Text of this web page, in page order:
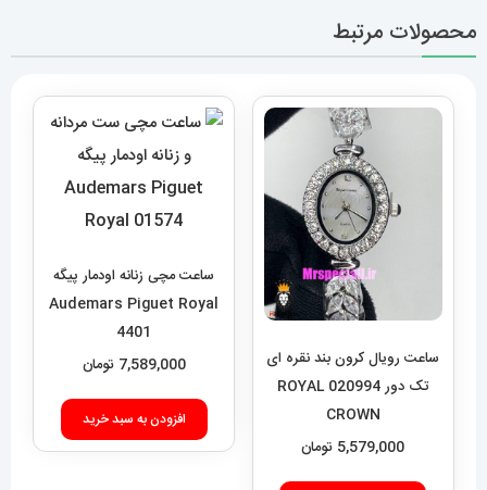
محصولات مرتبط
ساعت رویال کرون بند نقره ای
تک دور 020994 ROYAL
CROWN
5,579,000 تومان
ساعت مچی زنانه اودمار پیگه
Audemars Piguet Royal
4401
7,589,000 تومان
افزودن به سبد خرید